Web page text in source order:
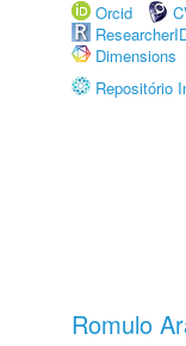
Orcid
Dimensions
Repositório
Romulo